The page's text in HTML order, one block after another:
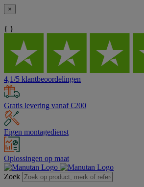
×
{ }
4,1/5 klantbeoordelingen
Gratis levering vanaf €200
Eigen montagedienst
Oplossingen op maat
Zoek